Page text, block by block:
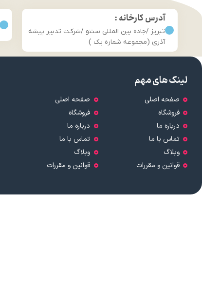
آدرس کارخانه :
تبریز /جاده بین المللی سنتو /شرکت تدبیر پیشه
آذری (مجموعه شماره یک )
لینک های مهم
صفحه اصلی
فروشگاه
درباره ما
تماس با ما
وبلاگ
قوانین و مقررات
صفحه اصلی
فروشگاه
درباره ما
تماس با ما
وبلاگ
قوانین و مقررات